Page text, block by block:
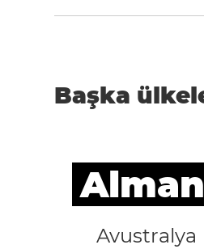
Başka
Avustralya